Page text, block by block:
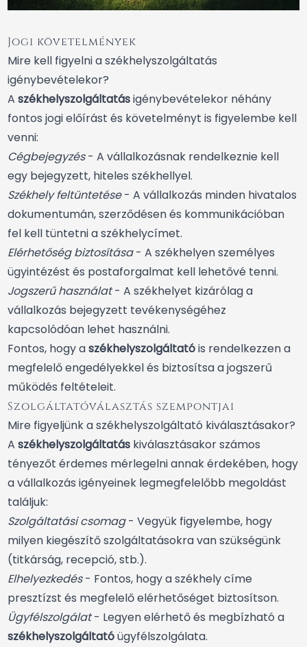
Jogi követelmények
Mire kell figyelni a székhelyszolgáltatás
igénybevételekor?
A székhelyszolgáltatásigénybevételekor néhány
fontos jogi előírást és követelményt is figyelembe kell
venni:
Cégbejegyzés- A vállalkozásnak rendelkeznie kell
egy bejegyzett, hiteles székhellyel.
Székhely feltüntetése- A vállalkozás minden hivatalos
dokumentumán, szerződésen és kommunikációban
fel kell tüntetni a székhelycímet.
Elérhetőség biztosítása- A székhelyen személyes
ügyintézést és postaforgalmat kell lehetővé tenni.
Jogszerű használat- A székhelyet kizárólag a
vállalkozás bejegyzett tevékenységéhez
kapcsolódóan lehet használni.
Fontos, hogy aszékhelyszolgáltatóis rendelkezzen a
megfelelő engedélyekkel és biztosítsa a jogszerű
működés feltételeit.
Szolgáltatóválasztás szempontjai
Mire figyeljünk a székhelyszolgáltató kiválasztásakor?
A székhelyszolgáltatás kiválasztásakor számos
tényezőt érdemes mérlegelni annak érdekében, hogy
a vállalkozás igényeinek legmegfelelőbb megoldást
találjuk:
Szolgáltatási csomag- Vegyük figyelembe, hogy
milyen kiegészítő szolgáltatásokra van szükségünk
(titkárság, recepció, stb.).
Elhelyezkedés- Fontos, hogy a székhely címe
presztízst és megfelelő elérhetőséget biztosítson.
Ügyfélszolgálat- Legyen elérhető és megbízható a
székhelyszolgáltatóügyfélszolgálata.